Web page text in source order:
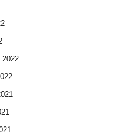
2022